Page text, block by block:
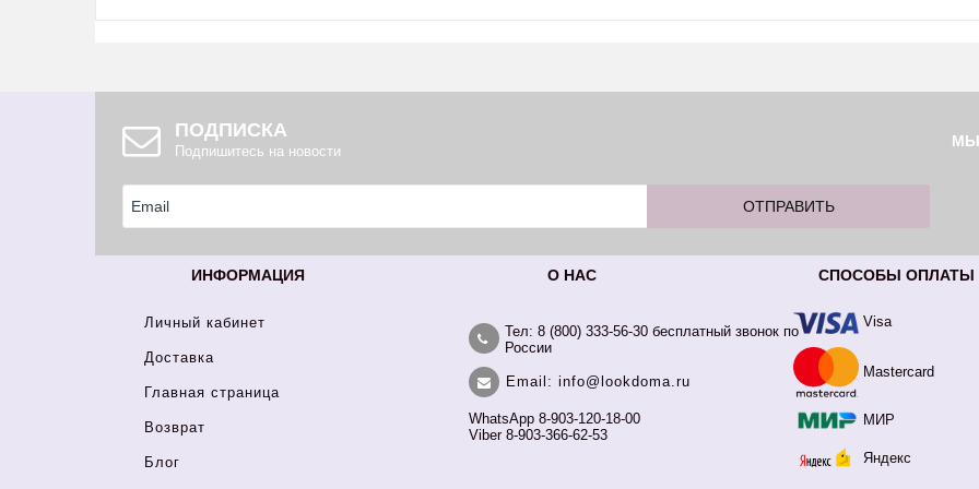
ПОДПИСКА
Подпишитесь на новости
МЫ
ИНФОРМАЦИЯ
Личный кабинет
Доставка
Главная страница
Возврат
Блог
О НАС
Тел: 8 (800) 333-56-30 бесплатный звонок по
России
Email: info@lookdoma.ru
WhatsApp 8-903-120-18-00
Viber 8-903-366-62-53
СПОСОБЫ ОПЛАТЫ
Visa
Mastercard
МИР
Яндекс